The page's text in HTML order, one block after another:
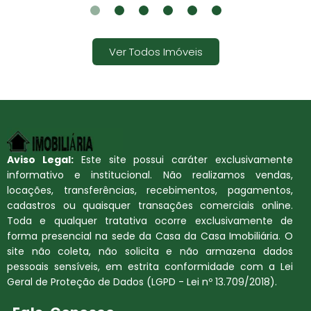
Ver Todos Imóveis
Aviso Legal:Este site possui caráter exclusivamente
informativo e institucional. Não realizamos vendas,
locações, transferências, recebimentos, pagamentos,
cadastros ou quaisquer transações comerciais online.
Toda e qualquer tratativa ocorre exclusivamente de
forma presencial na sede da Casa da Casa Imobiliária. O
site não coleta, não solicita e não armazena dados
pessoais sensíveis, em estrita conformidade com a Lei
Geral de Proteção de Dados (LGPD - Lei nº 13.709/2018).